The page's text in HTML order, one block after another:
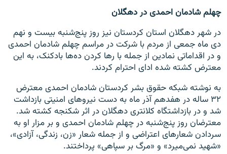
چهلم شادمان احمدی در دهگلان
در شهر دهگلان استان کردستان نیز روز پنج‌شنبه بیست و نهم
دی ماه جمعی از مردم با شرکت در مراسم چهلم شادمان احمدی
و در اقداماتی نمادین از جمله با رها کردن ده‌ها بادکنک‌، به این
معترض کشته شده ادای احترام کردند.
به نوشته شبکه حقوق بشر کردستان شادمان احمدی معترض
۳۲ ساله در هفدهم آذر ماه به دست نیروهای امنیتی بازداشت
شد و در بازداشتگاه کلانتری دهگلان در اثر شکنجه کشته شد.
معترضان روز پنج‌شنبه در چهلم شادمان احمدی و بر مزار او به
سردادن شعارهای اعتراضی و از جمله شعار «زن، زندگی، آزادی»،
«شهید نمی‌میرد» و «مرگ بر سپاهی» پرداختند.